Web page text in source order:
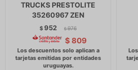
TRUCKS PRESTOLITE
35260967 ZEN
$952 $ 976
$ 809